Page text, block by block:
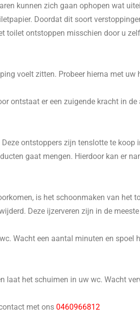
kunnen zich gaan ophopen wat
Doordat dit soort
toilet ontstoppen misschien door u
voelt zitten. Probeer hierna met uw
ontstaat er een zuigende kracht in
ontstoppers zijn tenslotte te koop
gaat mengen. Hierdoor kan er
is het schoonmaken van het
Deze ijzerveren zijn in de
Wacht een aantal minuten en spoel
het schuimen in uw wc. Wacht
met ons 0460966812